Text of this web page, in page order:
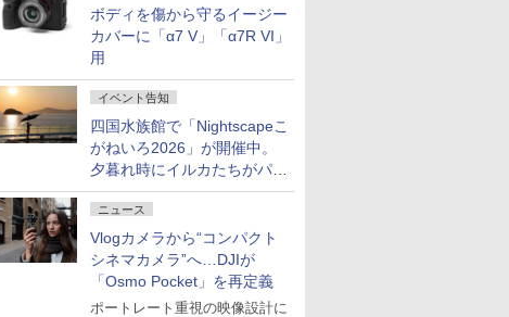
ボディを傷から守るイージー
カバーに「α7 V」「α7R VI」
用
イベント告知
四国水族館で「Nightscapeこ
がねいろ2026」が開催中。
夕暮れ時にイルカたちがパフ
ォーマンスを繰り広げる
ニュース
Vlogカメラから“コンパクト
シネマカメラ”へ…DJIが
「Osmo Pocket」を再定義
ポートレート重視の映像設計に